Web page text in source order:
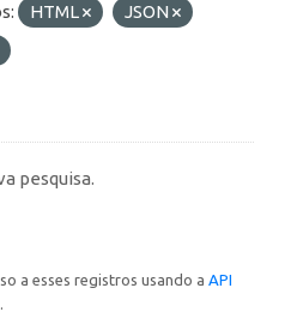
HTML
JSON
pesquisa.
a esses registros usando a API